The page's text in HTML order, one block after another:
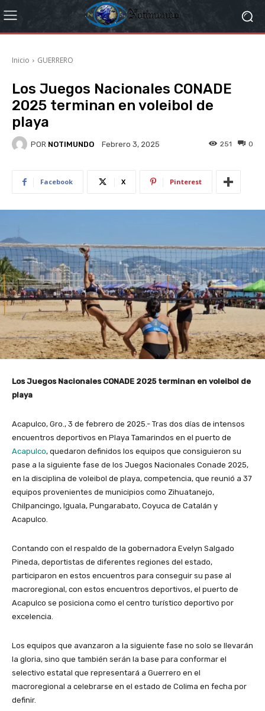
Inicio GUERRERO
Los Juegos Nacionales CONADE
2025 terminan en voleibol de
playa
POR NOTIMUNDO Febrero 3, 2025 0
251
Facebook X Pinterest
Los Juegos Nacionales CONADE 2025 terminan en voleibol de
playa
Acapulco, Gro., 3 de febrero de 2025.- Tras dos días de intensos
encuentros deportivos en Playa Tamarindos en el puerto de
Acapulco, quedaron definidos los equipos que consiguieron su
pase a la siguiente fase de los Juegos Nacionales Conade 2025,
en la disciplina de voleibol de playa, competencia, que reunió a 37
equipos provenientes de municipios como Zihuatanejo,
Chilpancingo, Iguala, Pungarabato, Coyuca de Catalán y
Acapulco.
Contando con el respaldo de la gobernadora Evelyn Salgado
Pineda, deportistas de diferentes regiones del estado,
participaron en estos encuentros para conseguir su pase al
macroregional, con estos encuentros deportivos, el puerto de
Acapulco se posiciona como el centro turístico deportivo por
excelencia.
Los equipos que avanzaron a la siguiente fase no solo se llevarán
la gloria, sino que también serán la base para conformar el
selectivo estatal que representará a Guerrero en el
macroregional a celebrarse en el estado de Colima en fecha por
definir.